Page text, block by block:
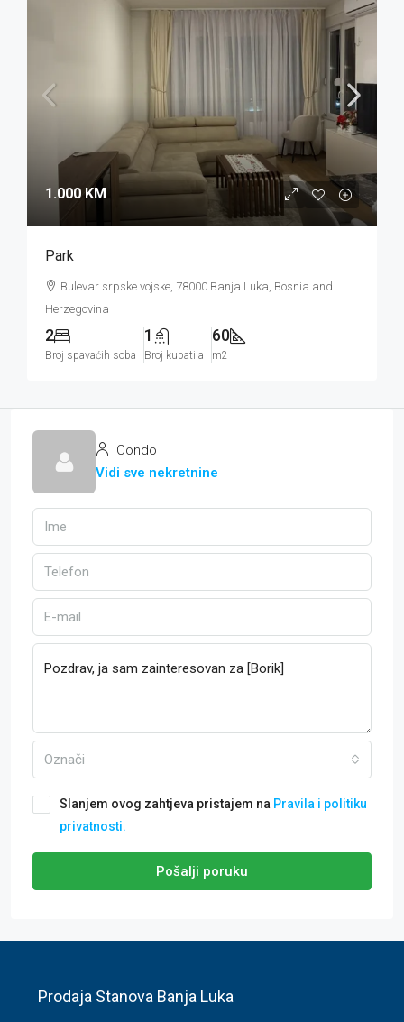
1.000 KM
Park
Bulevar srpske vojske, 78000 Banja Luka, Bosnia and
Herzegovina
2
Broj spavaćih soba
1
Broj kupatila
60
m2
Condo
Vidi sve nekretnine
Označi
Slanjem ovog zahtjeva pristajem na Pravila i politiku
privatnosti.
Pošalji poruku
Prodaja Stanova Banja Luka